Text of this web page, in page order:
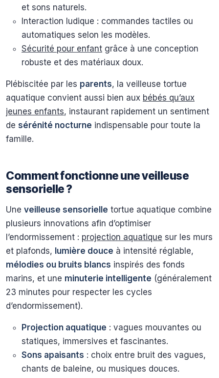
et sons naturels.
Interaction ludique : commandes tactiles ou
automatiques selon les modèles.
Sécurité pour enfant grâce à une conception
robuste et des matériaux doux.
Plébiscitée par les parents, la veilleuse tortue
aquatique convient aussi bien aux bébés qu’aux
jeunes enfants, instaurant rapidement un sentiment
de sérénité nocturne indispensable pour toute la
famille.
Comment fonctionne une veilleuse
sensorielle ?
Une veilleuse sensorielle tortue aquatique combine
plusieurs innovations afin d’optimiser
l’endormissement : projection aquatique sur les murs
et plafonds, lumière douce à intensité réglable,
mélodies ou bruits blancs inspirés des fonds
marins, et une minuterie intelligente (généralement
23 minutes pour respecter les cycles
d’endormissement).
Projection aquatique : vagues mouvantes ou
statiques, immersives et fascinantes.
Sons apaisants : choix entre bruit des vagues,
chants de baleine, ou musiques douces.